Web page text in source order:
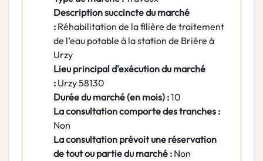
Description succincte du marché
: Réhabilitation de la filière de traitement
de l’eau potable à la station de Brière à
Urzy
Lieu principal d'exécution du marché
: Urzy 58130
Durée du marché (en mois) :10
La consultation comporte des tranches :
Non
La consultation prévoit une réservation
de tout ou partie du marché : Non